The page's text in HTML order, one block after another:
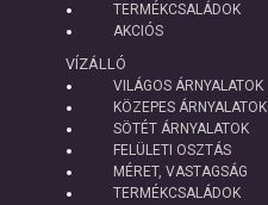
TERMÉKCSALÁDOK
AKCIÓS
VÍZÁLLÓ
VILÁGOS ÁRNYALATOK
KÖZEPES ÁRNYALATOK
SÖTÉT ÁRNYALATOK
FELÜLETI OSZTÁS
MÉRET, VASTAGSÁG
TERMÉKCSALÁDOK